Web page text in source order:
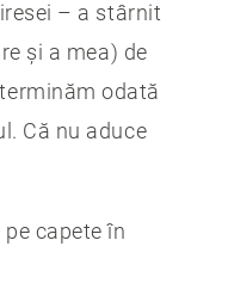
– a stârnit
și a mea) de
odată
Că nu aduce
capete în